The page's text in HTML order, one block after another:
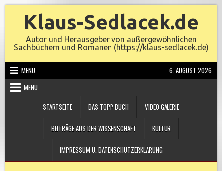
Klaus-Sedlacek.de
Autor und Herausgeber von außergewöhnlichen
Sachbüchern und Romanen (https://klaus-sedlacek.de)
MENU
6. AUGUST 2026
MENU
STARTSEITE
DAS TOPP BUCH VIDEO GALERIE
BEITRÄGE AUS DER WISSENSCHAFT KULTUR
IMPRESSUM U. DATENSCHUTZERKLÄRUNG